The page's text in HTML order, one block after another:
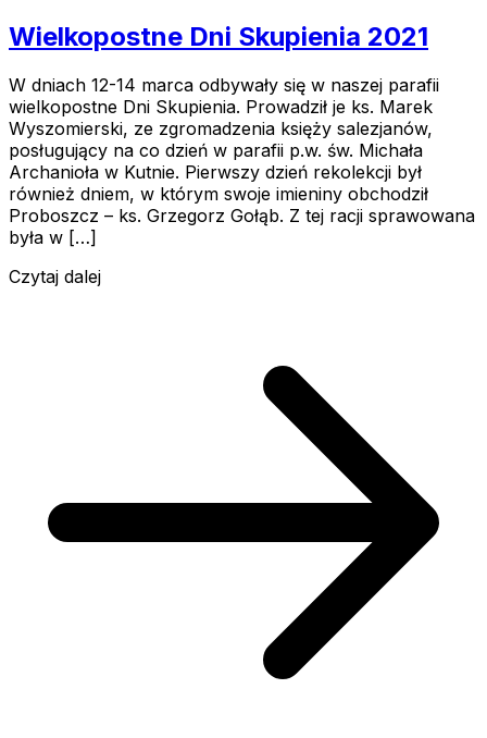
Wielkopostne Dni Skupienia 2021
W dniach 12-14 marca odbywały się w naszej parafii
wielkopostne Dni Skupienia. Prowadził je ks. Marek
Wyszomierski, ze zgromadzenia księży salezjanów,
posługujący na co dzień w parafii p.w. św. Michała
Archanioła w Kutnie. Pierwszy dzień rekolekcji był
również dniem, w którym swoje imieniny obchodził
Proboszcz – ks. Grzegorz Gołąb. Z tej racji sprawowana
była w […]
Czytaj dalej